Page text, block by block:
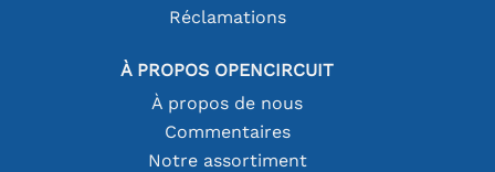
Réclamations
À PROPOS OPENCIRCUIT
À propos de nous
Commentaires
Notre assortiment